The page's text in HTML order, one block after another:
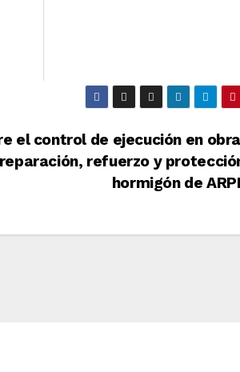
el control de ejecución en
reparación, refuerzo y
hormigón de